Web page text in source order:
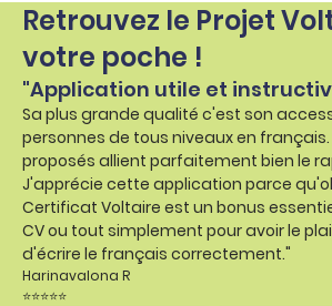
Retrouvez le Projet
votre poche !
"Application utile et
Sa plus grande qualité c'est son
personnes de tous niveaux en français.
proposés allient parfaitement bien le
J'apprécie cette application parce
Certificat Voltaire est un bonus
CV ou tout simplement pour avoir le
d'écrire le français correctement."
Harinavalona R
⭐⭐⭐⭐⭐